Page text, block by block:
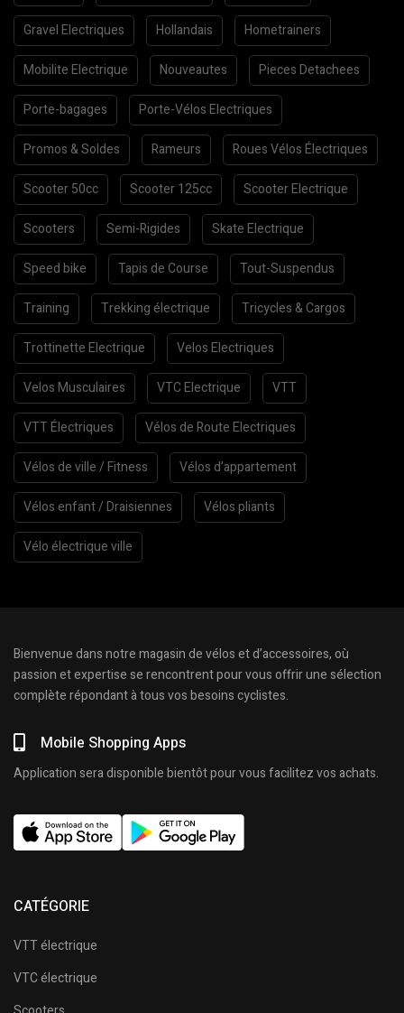
Gravel Electriques Hollandais Hometrainers
Mobilite Electrique Nouveautes Pieces Detachees
Porte-bagages Porte-Vélos Electriques
Promos & Soldes Rameurs Roues Vélos Électriques
Scooter 50cc Scooter 125cc Scooter Electrique
Scooters Semi-Rigides Skate Electrique
Speed bike Tapis de Course Tout-Suspendus
Training Trekking électrique Tricycles & Cargos
Trottinette Electrique Velos Electriques
Velos Musculaires VTC Electrique VTT
VTT Électriques Vélos de Route Electriques
Vélos de ville / Fitness Vélos d’appartement
Vélos enfant / Draisiennes Vélos pliants
Vélo électrique ville
Bienvenue dans notre magasin de vélos et d’accessoires, où
passion et expertise se rencontrent pour vous offrir une sélection
complète répondant à tous vos besoins cyclistes.
Mobile Shopping Apps
Application sera disponible bientôt pour vous facilitez vos achats.
CATÉGORIE
VTT électrique
VTC électrique